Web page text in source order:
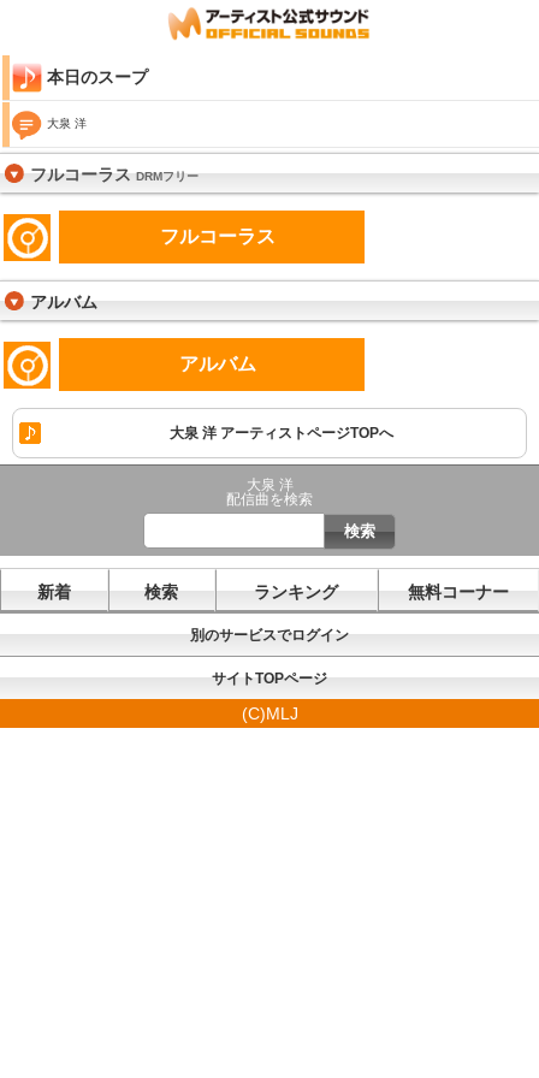
本日のスープ
大泉 洋
フルコーラスDRMフリー
フルコーラス
アルバム
アルバム
大泉 洋 アーティストページTOPへ
大泉 洋
配信曲を検索
新着 検索 ランキング 無料コーナー
別のサービスでログイン
サイトTOPページ
(C)MLJ